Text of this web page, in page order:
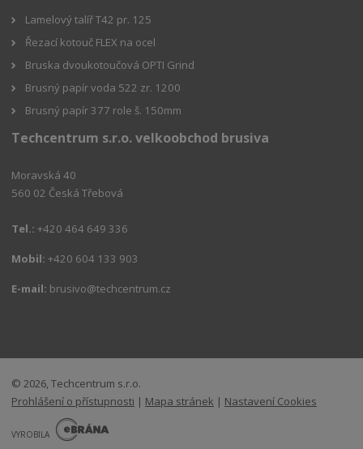
Lamelový talíř T42 pr. 125
Řezací kotouč FLEX na ocel
Bruska dvoukotoučová OPTI Grind
Brusný papír voda 522 zr. 1200
Brusný papír 377 role š. 150mm
Techcentrum s.r.o. velkoobchod brusiva
Moravská 40
560 02 Česká Třebová
Tel.: +420 464 649 336
Mobil: +420 604 133 903
E-mail: brusivo@techcentrum.cz
© 2026, Techcentrum s.r.o.
Prohlášení o přístupnosti | Mapa stránek | Nastavení Cookies
VYROBILA